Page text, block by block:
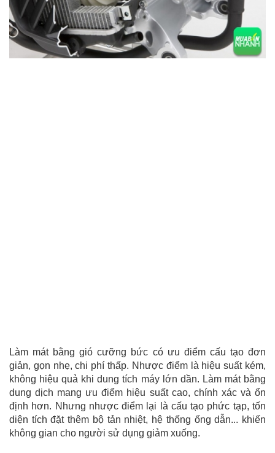
Làm mát bằng gió cưỡng bức có ưu điểm cấu tạo đơn
giản, gọn nhẹ, chi phí thấp. Nhược điểm là hiệu suất kém,
không hiệu quả khi dung tích máy lớn dần. Làm mát bằng
dung dịch mang ưu điểm hiệu suất cao, chính xác và ổn
định hơn. Nhưng nhược điểm lại là cấu tạo phức tạp, tốn
diện tích đặt thêm bộ tản nhiệt, hệ thống ống dẫn... khiến
không gian cho người sử dụng giảm xuống.